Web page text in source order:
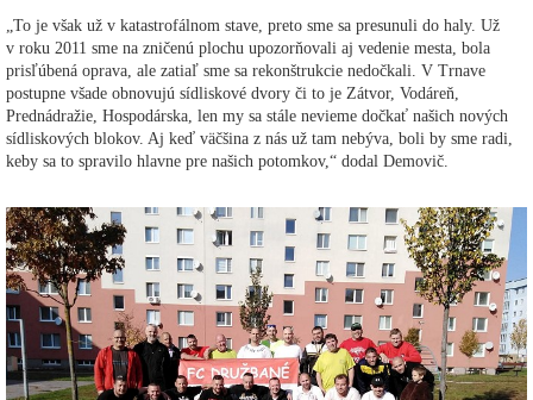
„To je však už v katastrofálnom stave, preto sme sa presunuli do haly. Už
v roku 2011 sme na zničenú plochu upozorňovali aj vedenie mesta, bola
prisľúbená oprava, ale zatiaľ sme sa rekonštrukcie nedočkali. V Trnave
postupne všade obnovujú sídliskové dvory či to je Zátvor, Vodáreň,
Prednádražie, Hospodárska, len my sa stále nevieme dočkať našich nových
sídliskových blokov. Aj keď väčšina z nás už tam nebýva, boli by sme radi,
keby sa to spravilo hlavne pre našich potomkov,“ dodal Demovič.